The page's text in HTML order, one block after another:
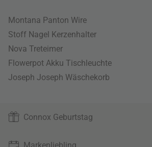
Montana Panton Wire
Stoff Nagel Kerzenhalter
Nova Treteimer
Flowerpot Akku Tischleuchte
Joseph Joseph Wäschekorb
Connox Geburtstag